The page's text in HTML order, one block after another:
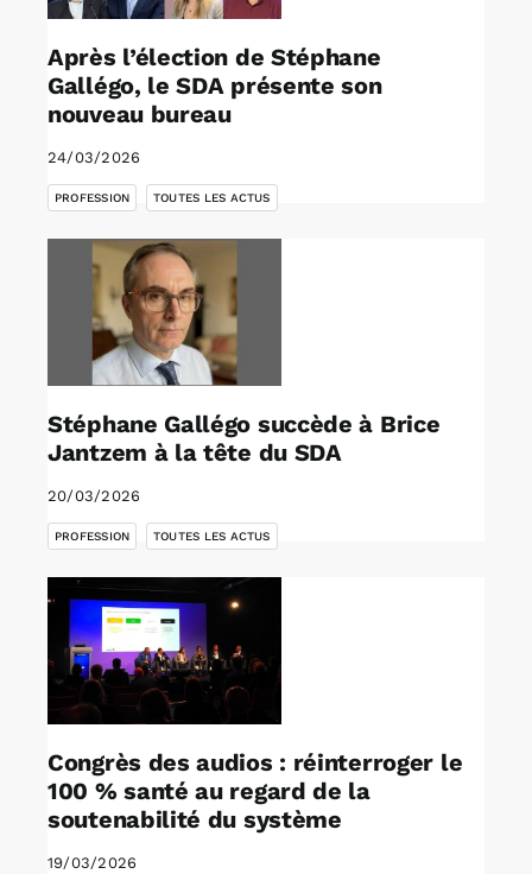
Après l’élection de Stéphane
Gallégo, le SDA présente son
nouveau bureau
24/03/2026
PROFESSION
,
TOUTES LES ACTUS
Stéphane Gallégo succède à Brice
Jantzem à la tête du SDA
20/03/2026
PROFESSION
,
TOUTES LES ACTUS
Congrès des audios : réinterroger le
100 % santé au regard de la
soutenabilité du système
19/03/2026